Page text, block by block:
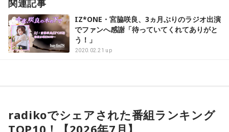
関連記事
IZ*ONE・宮脇咲良、3ヵ月ぶりのラジオ出演
でファンへ感謝「待っていてくれてありがと
う！」
2020.02.21 up
radikoでシェアされた番組ランキング
TOP10！【2026年7月】